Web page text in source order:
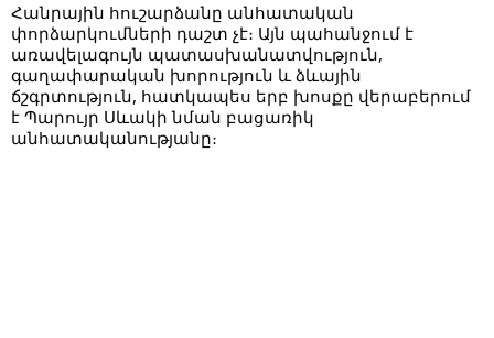
Հանրային հուշարձանը անհատական
փորձարկումների դաշտ չէ։ Այն պահանջում է
առավելագույն պատասխանատվություն,
գաղափարական խորություն և ձևային
ճշգրտություն, հատկապես երբ խոսքը վերաբերում
է Պարույր Սևակի նման բացառիկ
անհատականությանը։